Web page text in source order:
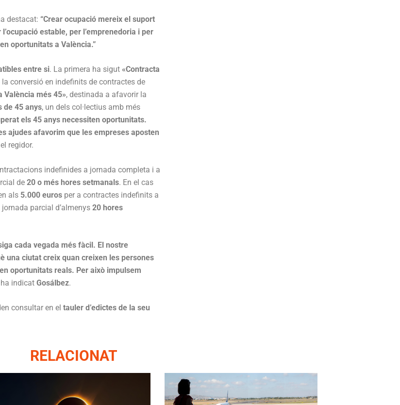
destacat: “Crear ocupació mereix el suport
estable, per l’emprenedoria i per
oportunitats a València.”
entre si. La primera ha sigut «Contracta
conversió en indefinits de contractes de
València més 45», destinada a afavorir la
de 45 anys, un dels col·lectius amb més
els 45 anys necessiten oportunitats.
ajudes afavorim que les empreses aposten
regidor.
indefinides a jornada completa i a
de 20 o més hores setmanals. En el cas
als 5.000 euros per a contractes indefinits a
parcial d’almenys 20 hores
cada vegada més fàcil. El nostre
una ciutat creix quan creixen les persones
oportunitats reals. Per això impulsem
ha indicat Gosálbez.
consultar en el tauler d’edictes de la seu
RELACIONAT